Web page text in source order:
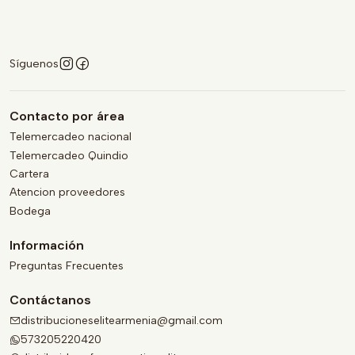
Síguenos
Contacto por área
Telemercadeo nacional
Telemercadeo Quindio
Cartera
Atencion proveedores
Bodega
Información
Preguntas Frecuentes
Contáctanos
distribucioneselitearmenia@gmail.com
573205220420